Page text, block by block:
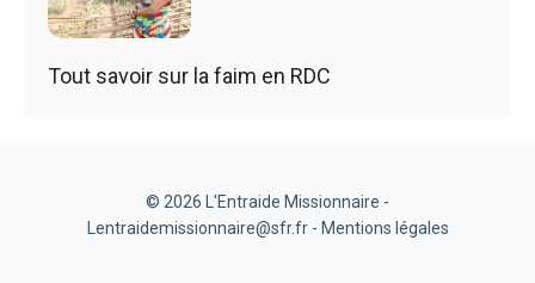
Tout savoir sur la faim en RDC
© 2026 L'Entraide Missionnaire -
Lentraidemissionnaire@sfr.fr - Mentions légales